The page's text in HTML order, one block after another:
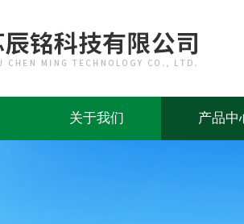
关于我们 产品中